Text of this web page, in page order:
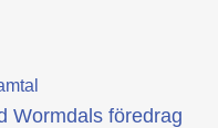
Wormdals föredrag